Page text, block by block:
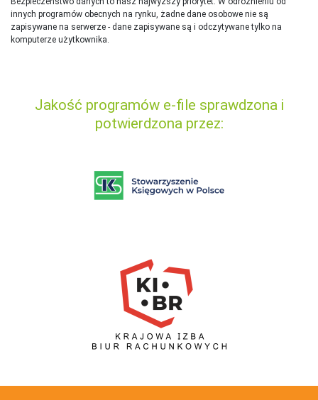
innych programów obecnych na rynku, żadne dane osobowe nie są
zapisywane na serwerze - dane zapisywane są i odczytywane tylko na
komputerze użytkownika.
Jakość programów e-file sprawdzona i
potwierdzona przez: